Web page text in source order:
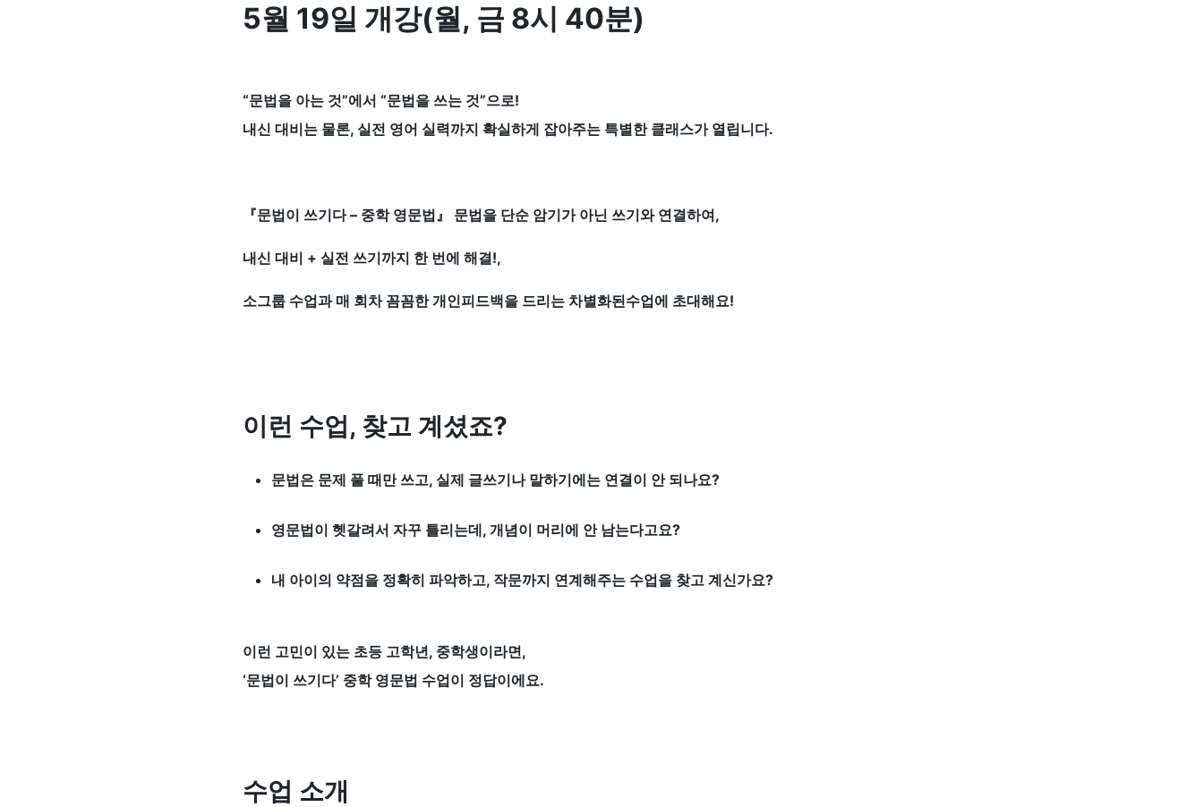
5월 19일 개강(월, 금 8시 40분)
“문법을 아는 것”에서 “문법을 쓰는 것”으로!
내신 대비는 물론, 실전 영어 실력까지 확실하게 잡아주는 특별한 클래스가 열립니다.
『문법이 쓰기다 – 중학 영문법』 문법을 단순 암기가 아닌 쓰기와 연결하여,
내신 대비 + 실전 쓰기까지 한 번에 해결!,
소그룹 수업과 매 회차 꼼꼼한 개인피드백을 드리는 차별화된수업에 초대해요!
이런 수업, 찾고 계셨죠?
문법은 문제 풀 때만 쓰고, 실제 글쓰기나 말하기에는 연결이 안 되나요?
영문법이 헷갈려서 자꾸 틀리는데, 개념이 머리에 안 남는다고요?
내 아이의 약점을 정확히 파악하고, 작문까지 연계해주는 수업을 찾고 계신가요?
이런 고민이 있는 초등 고학년, 중학생이라면,
‘문법이 쓰기다’ 중학 영문법 수업이 정답이에요.
수업 소개